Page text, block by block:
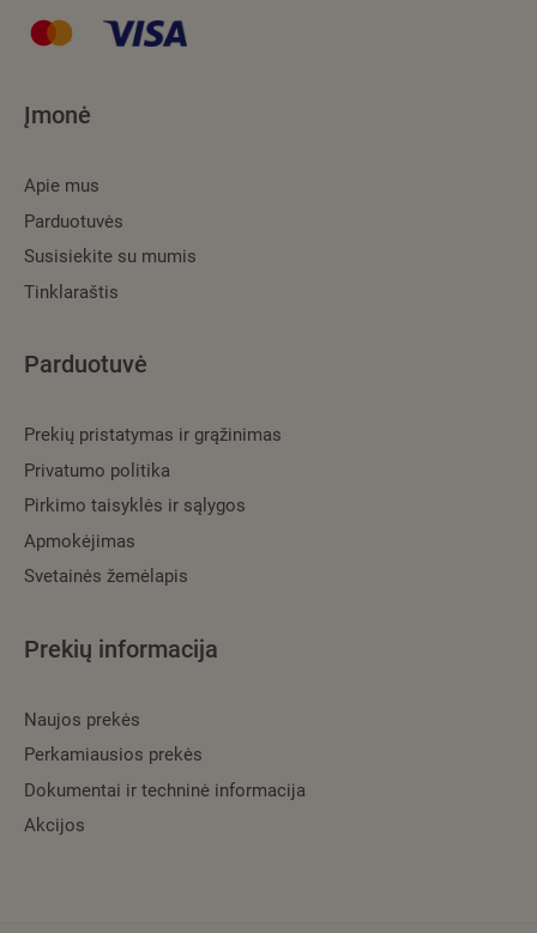
Įmonė
Apie mus
Susisiekite su mumis
Parduotuvės
Tinklaraštis
Parduotuvė
Prekių pristatymas ir grąžinimas
Privatumo politika
Pirkimo taisyklės ir sąlygos
Apmokėjimas
Svetainės žemėlapis
Prekių informacija
Akcijos
Naujos prekės
Perkamiausios prekės
Dokumentai ir techninė informacija